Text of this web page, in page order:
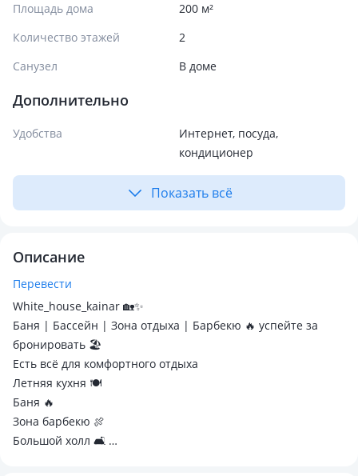
Площадь дома
200 м²
Количество этажей
2
Санузел
В доме
Дополнительно
Удобства
Интернет, посуда,
кондиционер
Показать всё
Описание
Перевести
White_house_kainar 🏡✨
Баня | Бассейн | Зона отдыха | Барбекю 🔥 успейте за
бронировать 🏖️
Есть всё для комфортного отдыха
Летняя кухня 🍽
Баня 🔥
Зона барбекю 🍖
Большой холл 🛋